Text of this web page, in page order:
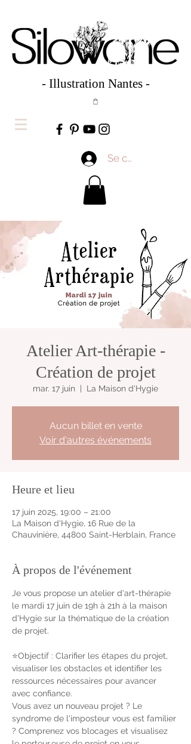
- Illustration Nantes -
Se connecter
Atelier Art-thérapie -
Création de projet
mar. 17 juin
  |
La Maison d'Hygie
Aucun billet en vente
Voir d'autres événements
Heure et lieu
17 juin 2025, 19:00 – 21:00
La Maison d'Hygie, 16 Rue de la
Chauvinière, 44800 Saint-Herblain, France
À propos de l'événement
Je vous propose un atelier d'art-thérapie
le mardi 17 juin de 19h à 21h à la maison
d'Hygie sur la thématique de la création
de projet.
⭐️Objectif : Clarifier les étapes du projet,
visualiser les obstacles et identifier les
ressources nécessaires pour avancer
avec confiance.
Vous avez un nouveau projet ? Le
syndrome de l'imposteur vous est familier
? Comprenez vos blocages et visualisez